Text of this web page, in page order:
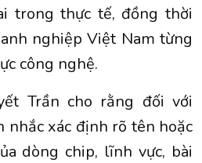
trong thực tế, đồng thời
nghiệp Việt Nam từng
công nghệ.
Trần cho rằng đối với
nhắc xác định rõ tên hoặc
dòng chip, lĩnh vực, bài